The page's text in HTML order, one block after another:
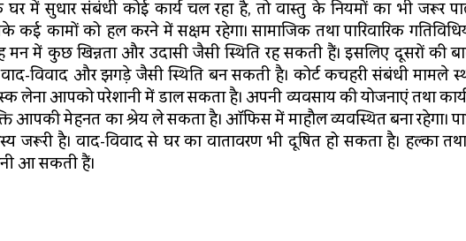
में सुधार संबंधी कोई कार्य चल रहा है, तो वास्तु के नियमों का भी जरूर
कामों को हल करने में सक्षम रहेगा। सामाजिक तथा पारिवारिक
मन में कुछ खिन्नता और उदासी जैसी स्थिति रह सकती हैं। इसलिए दूसरों की
विवाद और झगड़े जैसी स्थिति बन सकती है। कोर्ट कचहरी संबंधी मामले
लेना आपको परेशानी में डाल सकता है। अपनी व्यवसाय की योजनाएं तथा कार्य
आपकी मेहनत का श्रेय ले सकता है। ऑफिस में माहौल व्यवस्थित बना रहेगा।
है। वाद-विवाद से घर का वातावरण भी दूषित हो सकता है। हल्का
आ सकती हैं।